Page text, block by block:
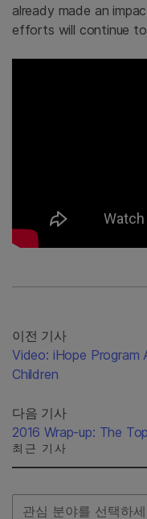
already made an
efforts will continue
이전 기사
Video: iHope Program
Children
다음 기사
2016 Wrap-up: The
최근 기사
Select Filter